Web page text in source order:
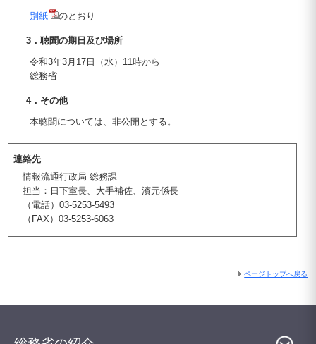
別紙 のとおり
3．聴聞の期日及び場所
令和3年3月17日（水）11時から
総務省
4．その他
本聴聞については、非公開とする。
連絡先
情報流通行政局 総務課
担当：日下室長、大手補佐、濱元係長
（電話）03-5253-5493
（FAX）03-5253-6063
ページトップへ戻る